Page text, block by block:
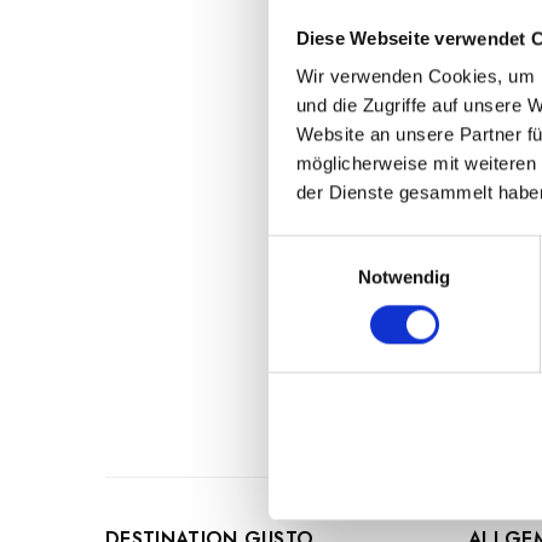
Diese Webseite verwendet
Wir verwenden Cookies,
und die Zugriffe auf unsere
Website an unsere Partner
möglicherweise mit
der Dienste gesammelt
Notwendig
Lagerung lange
Italianavera ist ein
Etikett
Wir weisen darauf
Einfluss haben,
Produktbildern bzw.
gelieferten
Angaben auf dem